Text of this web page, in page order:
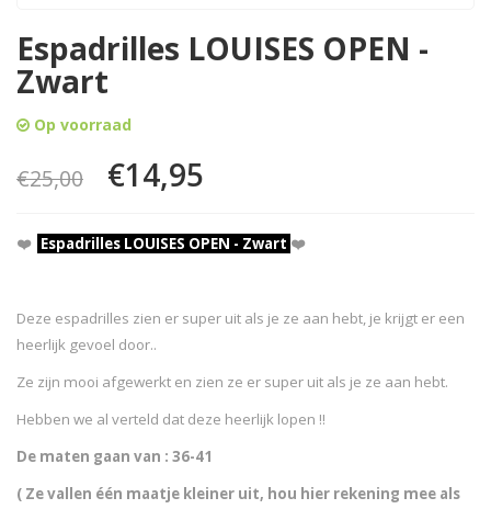
Espadrilles LOUISES OPEN -
Zwart
Op voorraad
€25,00 €14,95
❤️ Espadrilles LOUISES OPEN - Zwart ❤️
Deze espadrilles zien er super uit als je ze aan hebt, je krijgt er een
heerlijk gevoel door..
Ze zijn mooi afgewerkt en zien ze er super uit als je ze aan hebt.
Hebben we al verteld dat deze heerlijk lopen !!
De maten gaan van : 36-41
( Ze vallen één maatje kleiner uit, hou hier rekening mee als